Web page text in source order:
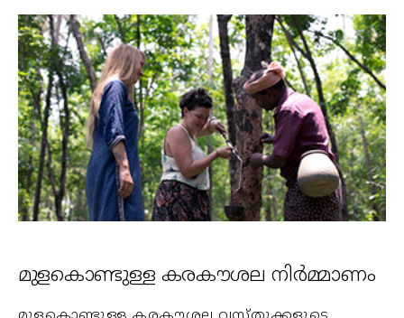
മുളകൊണ്ടുള്ള കരകൗശല നിര്‍മ്മാണം